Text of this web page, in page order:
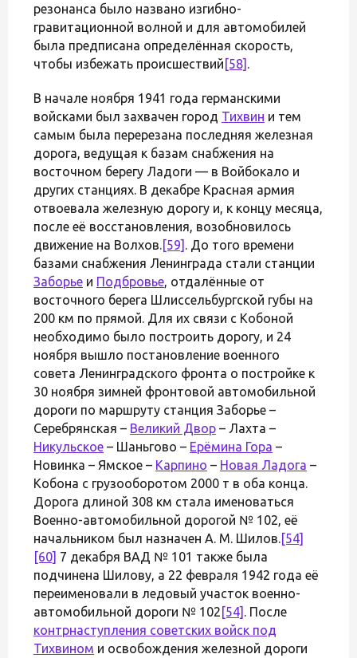
резонанса было названо изгибно-
гравитационной волной и для автомобилей
была предписана определённая скорость,
чтобы избежать происшествий [58] .
В начале ноября 1941 года германскими
войсками был захвачен город Тихвин и тем
самым была перерезана последняя железная
дорога, ведущая к базам снабжения на
восточном берегу Ладоги — в Войбокало и
других станциях. В декабре Красная армия
отвоевала железную дорогу и, к концу месяца,
после её восстановления, возобновилось
движение на Волхов.[59] . До того времени
базами снабжения Ленинграда стали станции
Заборье и Подбровье, отдалённые от
восточного берега Шлиссельбургской губы на
200 км по прямой. Для их связи с Кобоной
необходимо было построить дорогу, и 24
ноября вышло постановление военного
совета Ленинградского фронта о постройке к
30 ноября зимней фронтовой автомобильной
дороги по маршруту станция Заборье –
Серебрянская – Великий Двор – Лахта –
Никульское – Шаньгово – Ерёмина Гора –
Новинка – Ямское – Карпино – Новая Ладога –
Кобона с грузооборотом 2000 т в оба конца.
Дорога длиной 308 км стала именоваться
Военно-автомобильной дорогой № 102, её
начальником был назначен А. М. Шилов.[54]
[60] 7 декабря ВАД № 101 также была
подчинена Шилову, а 22 февраля 1942 года её
переименовали в ледовый участок военно-
автомобильной дороги № 102 [54] . После
контрнаступления советских войск под
Тихвином и освобождения железной дороги